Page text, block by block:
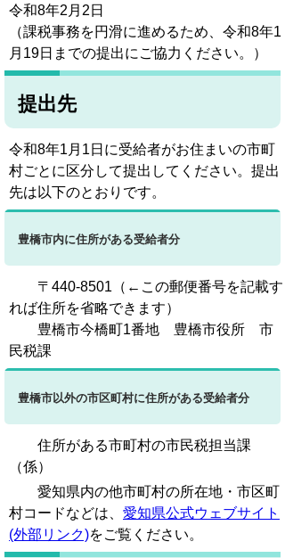
令和8年2月2日
（課税事務を円滑に進めるため、令和8年1
月19日までの提出にご協力ください。）
提出先
令和8年1月1日に受給者がお住まいの市町
村ごとに区分して提出してください。提出
先は以下のとおりです。
豊橋市内に住所がある受給者分
〒440-8501（←この郵便番号を記載す
れば住所を省略できます）
豊橋市今橋町1番地 豊橋市役所 市
民税課
豊橋市以外の市区町村に住所がある受給者分
住所がある市町村の市民税担当課
（係）
愛知県内の他市町村の所在地・市区町
村コードなどは、 愛知県公式ウェブサイト
(外部リンク)をご覧ください。